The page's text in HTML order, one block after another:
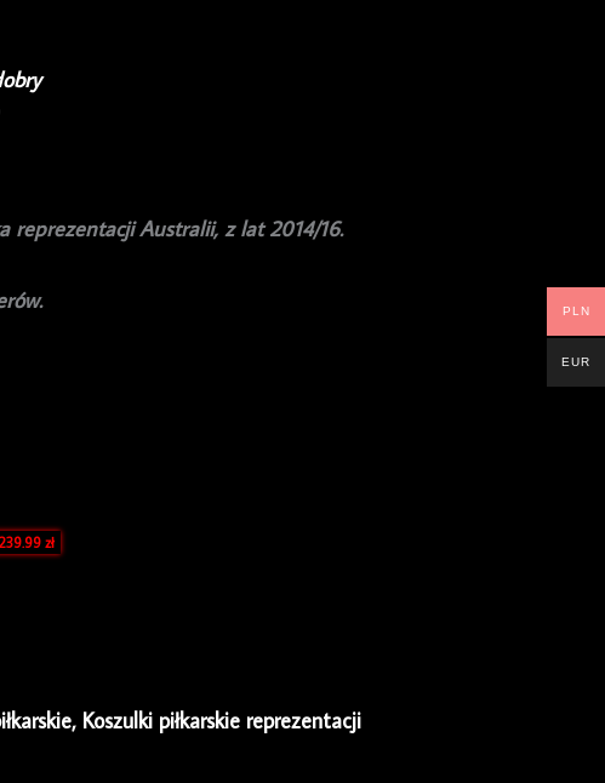
reprezentacji Australii, z lat 2014/16.
239.99 zł
, Koszulki piłkarskie reprezentacji
PLN
EUR